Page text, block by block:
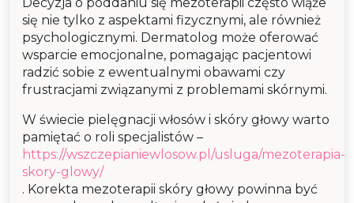
się nie tylko z aspektami fizycznymi, ale również
psychologicznymi. Dermatolog może oferować
wsparcie emocjonalne, pomagając pacjentowi
radzić sobie z ewentualnymi obawami czy
frustracjami związanymi z problemami skórnymi.
W świecie pielęgnacji włosów i skóry głowy warto
pamiętać o roli specjalistów –
https://wszczepianiewlosow.pl/usluga/mezoterapia-
skory-glowy/
. Korekta mezoterapii skóry głowy powinna być